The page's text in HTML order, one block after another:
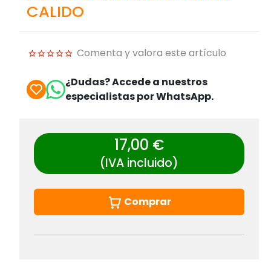
CALIDO
Comenta y valora este artículo
¿Dudas? Accede a nuestros
especialistas por WhatsApp.
17,00 €
(IVA incluido)
Comprar